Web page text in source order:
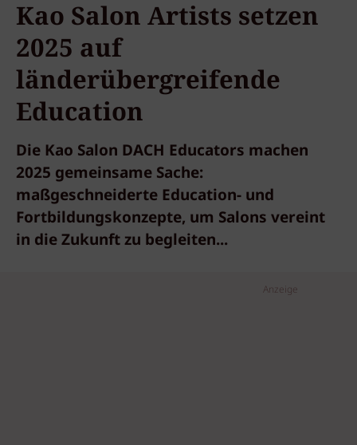
Kao Salon Artists setzen
2025 auf
länderübergreifende
Education
Die Kao Salon DACH Educators machen
2025 gemeinsame Sache:
maßgeschneiderte Education- und
Fortbildungskonzepte, um Salons vereint
in die Zukunft zu begleiten...
Anzeige